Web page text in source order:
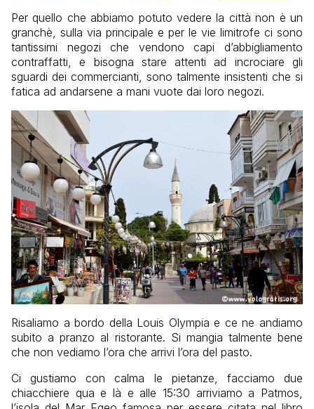
Per quello che abbiamo potuto vedere la città non è un
granchè, sulla via principale e per le vie limitrofe ci sono
tantissimi negozi che vendono capi d’abbigliamento
contraffatti, e bisogna stare attenti ad incrociare gli
sguardi dei commercianti, sono talmente insistenti che si
fatica ad andarsene a mani vuote dai loro negozi.
Risaliamo a bordo della Louis Olympia e ce ne andiamo
subito a pranzo al ristorante. Si mangia talmente bene
che non vediamo l’ora che arrivi l’ora del pasto.
Ci gustiamo con calma le pietanze, facciamo due
chiacchiere qua e là e alle 15:30 arriviamo a Patmos,